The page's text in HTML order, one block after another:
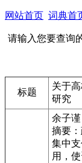
网站首页 词典首
请输入您要查询
标题
关于
研究
余子谨
摘要
集中
用，